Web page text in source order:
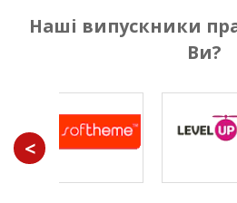
Наші випускники
Ви?
<